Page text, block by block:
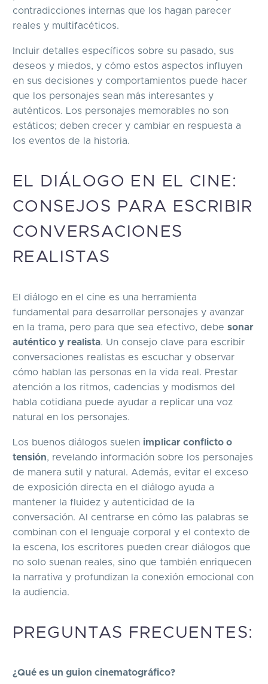
contradicciones internas que los hagan parecer
reales y multifacéticos.
Incluir detalles específicos sobre su pasado, sus
deseos y miedos, y cómo estos aspectos influyen
en sus decisiones y comportamientos puede hacer
que los personajes sean más interesantes y
auténticos. Los personajes memorables no son
estáticos; deben crecer y cambiar en respuesta a
los eventos de la historia.
EL DIÁLOGO EN EL CINE:
CONSEJOS PARA ESCRIBIR
CONVERSACIONES
REALISTAS
El diálogo en el cine es una herramienta
fundamental para desarrollar personajes y avanzar
en la trama, pero para que sea efectivo, debe sonar
auténtico y realista. Un consejo clave para escribir
conversaciones realistas es escuchar y observar
cómo hablan las personas en la vida real. Prestar
atención a los ritmos, cadencias y modismos del
habla cotidiana puede ayudar a replicar una voz
natural en los personajes.
Los buenos diálogos suelen implicar conflicto o
tensión, revelando información sobre los personajes
de manera sutil y natural. Además, evitar el exceso
de exposición directa en el diálogo ayuda a
mantener la fluidez y autenticidad de la
conversación. Al centrarse en cómo las palabras se
combinan con el lenguaje corporal y el contexto de
la escena, los escritores pueden crear diálogos que
no solo suenan reales, sino que también enriquecen
la narrativa y profundizan la conexión emocional con
la audiencia.
PREGUNTAS FRECUENTES:
¿Qué es un guion cinematográfico?